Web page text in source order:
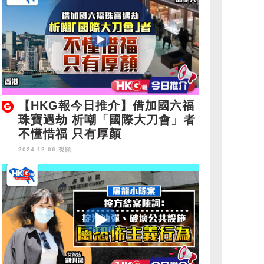
【HKG報今日推介】借加國六福
珠寶遇劫 析嘲「國際大刀會」者
不懂惜福 只有厚顏
2024.12.06 視頻